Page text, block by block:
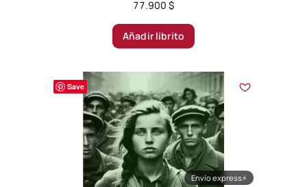
77.900 $
Añadir librito
Save
Envío express⚡